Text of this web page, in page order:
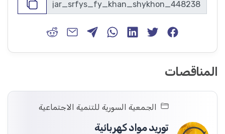
المناقصات
الجمعية السورية للتنمية الاجتماعية
توريد مواد كهربائية